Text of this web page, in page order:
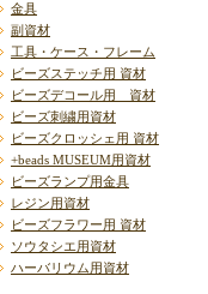
金具
副資材
工具・ケース・フレーム
ビーズステッチ用 資材
ビーズデコール用 資材
ビーズ刺繍用資材
ビーズクロッシェ用 資材
+beads MUSEUM用資材
ビーズランプ用金具
レジン用資材
ビーズフラワー用 資材
ソウタシエ用資材
ハーバリウム用資材